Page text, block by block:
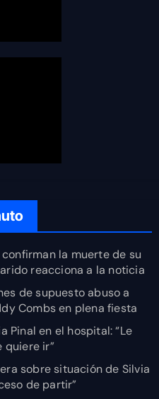
la muerte de su
reacciona a la noticia
de supuesto abuso a
Combs en plena fiesta
Pinal en el hospital: “Le
quiere ir”
sobre situación de Silvia
de partir”